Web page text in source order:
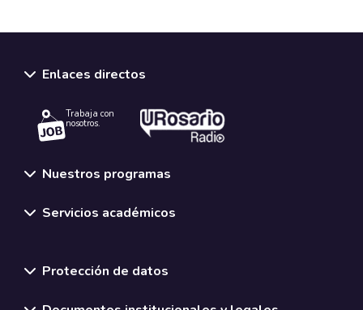
Enlaces directos
Trabaja con
nosotros.
Nuestros programas
Servicios académicos
Protección de datos